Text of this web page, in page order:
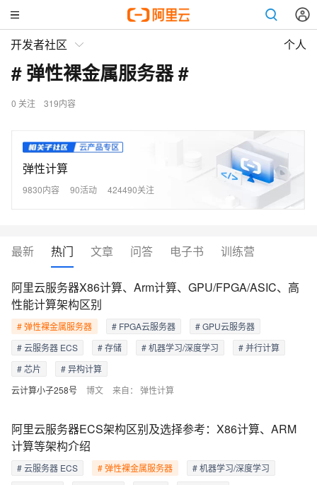
开发者社区 个人
# 弹性裸金属服务器 #
0 关注 319内容
弹性计算
9830内容 90活动 424490关注
最新 热门 文章 问答 电子书 训练营
云计算小子258号 博文 来自： 弹性计算
阿里云服务器X86计算、Arm计算、GPU/FPGA/ASIC、高
性能计算架构区别
# 弹性裸金属服务器 # FPGA云服务器
# GPU云服务器
# 云服务器 ECS
# 存储 # 机器学习/深度学习
# 并行计算
# 芯片
# 异构计算
阿里云服务器ECS架构区别及选择参考：X86计算、ARM
计算等架构介绍
# 云服务器 ECS # 弹性裸金属服务器
# 机器学习/深度学习